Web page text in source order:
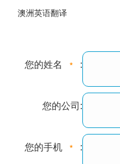
澳洲英语翻译
您的姓名 :
您的公司:
您的手机 :